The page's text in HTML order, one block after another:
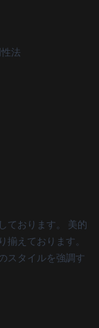
法
ております。 美的
揃えております。
スタイルを強調す